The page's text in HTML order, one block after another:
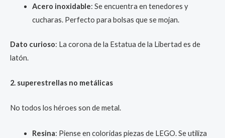
Acero inoxidable: Se encuentra en tenedores y
cucharas. Perfecto para bolsas que se mojan.
Dato curioso: La corona de la Estatua de la Libertad es de
latón.
2. superestrellas no metálicas
No todos los héroes son de metal.
Resina: Piense en coloridas piezas de LEGO. Se utiliza